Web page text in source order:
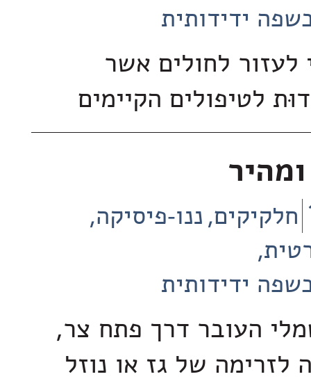
ידידותית
לעזור לחולים אשר
לטיפולים הקיימים
חלקיקים ננו-פיסיקה
ידידותית
העובר דרך פתח צר,
לזרימה של גז או נוזל